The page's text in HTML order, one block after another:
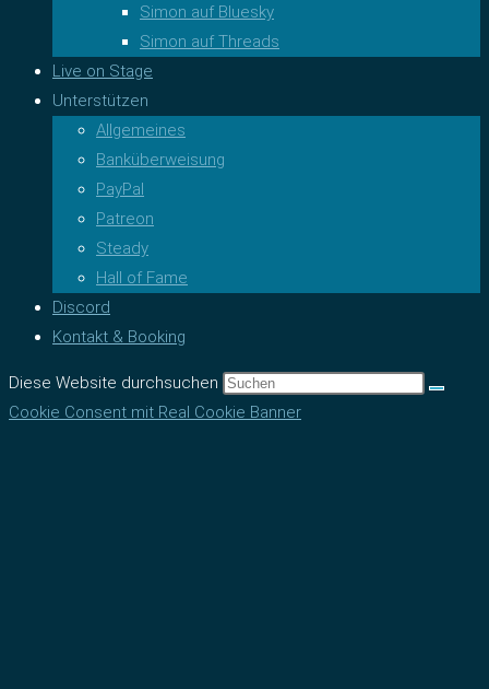
Simon auf Bluesky
Simon auf Threads
Live on Stage
Unterstützen
Allgemeines
Banküberweisung
PayPal
Patreon
Steady
Hall of Fame
Discord
Kontakt & Booking
Diese Website durchsuchen
Cookie Consent mit Real Cookie Banner